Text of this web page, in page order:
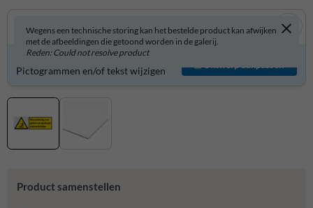
Wegens een technische storing kan het bestelde product kan afwijken
met de afbeeldingen die getoond worden in de galerij.
Reden: Could not resolve product
Veiligheidsbord zelf aanpassen?
Pictogrammen en/of tekst wijzigen
Ontwerp aanpassen
Product samenstellen